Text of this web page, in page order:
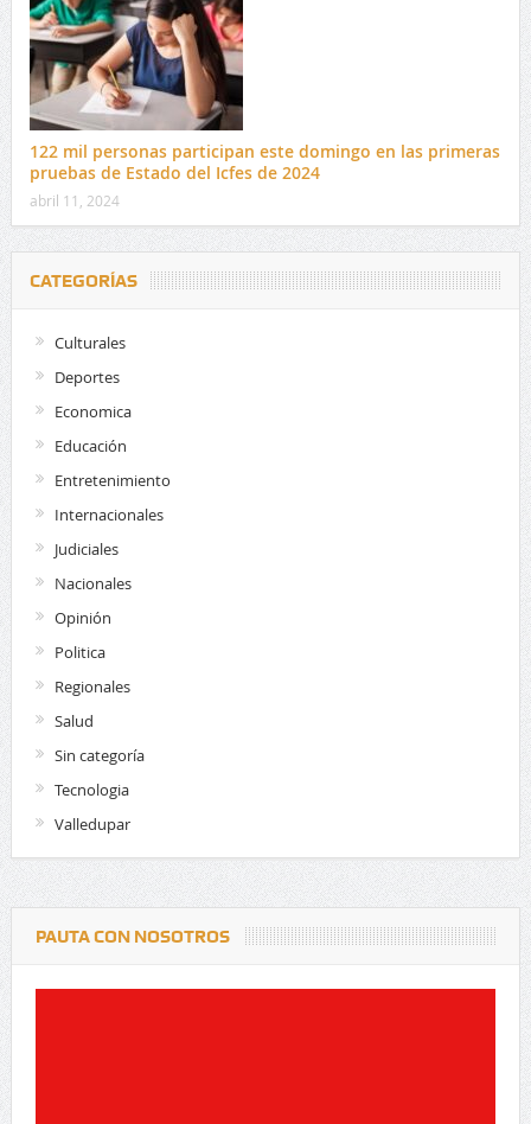
122 mil personas participan este domingo en las primeras
pruebas de Estado del Icfes de 2024
abril 11, 2024
CATEGORÍAS
Culturales
Deportes
Economica
Educación
Entretenimiento
Internacionales
Judiciales
Nacionales
Opinión
Politica
Regionales
Salud
Sin categoría
Tecnologia
Valledupar
PAUTA CON NOSOTROS